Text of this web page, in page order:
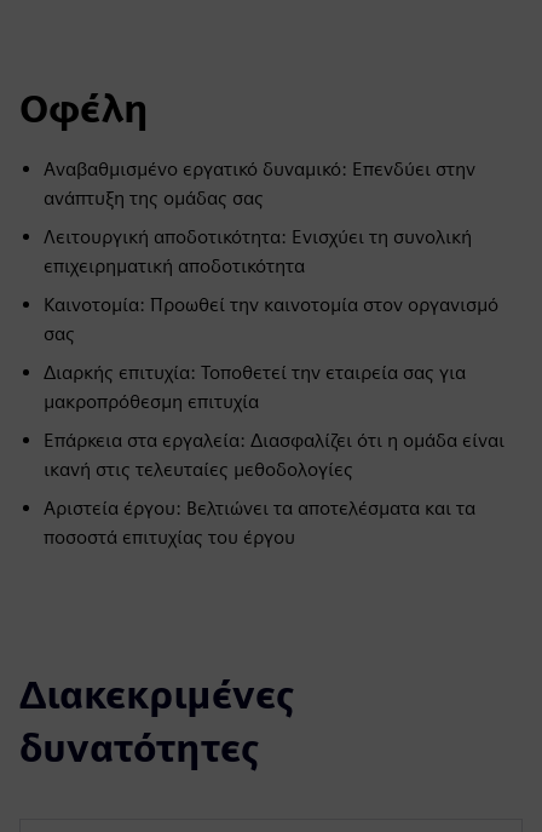
Οφέλη
Αναβαθμισμένο εργατικό δυναμικό: Επενδύει στην
ανάπτυξη της ομάδας σας
Λειτουργική αποδοτικότητα: Ενισχύει τη συνολική
επιχειρηματική αποδοτικότητα
Καινοτομία: Προωθεί την καινοτομία στον οργανισμό
σας
Διαρκής επιτυχία: Τοποθετεί την εταιρεία σας για
μακροπρόθεσμη επιτυχία
Επάρκεια στα εργαλεία: Διασφαλίζει ότι η ομάδα είναι
ικανή στις τελευταίες μεθοδολογίες
Αριστεία έργου: Βελτιώνει τα αποτελέσματα και τα
ποσοστά επιτυχίας του έργου
Διακεκριμένες
δυνατότητες